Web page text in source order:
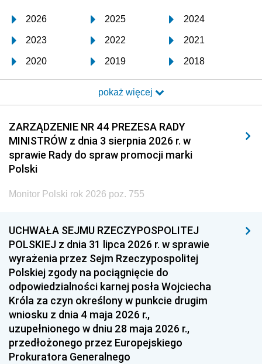
2026 2025 2024
2023 2022 2021
2020 2019 2018
2017 2016 2015
2014 2013 2012
2011 2010 2009
2008 2007 2006
2005
1996 1995 1994
1993 1992 1991
1990 1989
1987 1986 1985
1984 1983
1981 1980 1979
1978 1977
pokaż więcej
ZARZĄDZENIE NR 44 PREZESA RADY
MINISTRÓW z dnia 3 sierpnia 2026 r. w
sprawie Rady do spraw promocji marki
Polski
Monitor Polski rok 2026 poz. 755
UCHWAŁA SEJMU RZECZYPOSPOLITEJ
POLSKIEJ z dnia 31 lipca 2026 r. w sprawie
wyrażenia przez Sejm Rzeczypospolitej
Polskiej zgody na pociągnięcie do
odpowiedzialności karnej posła Wojciecha
Króla za czyn określony w punkcie drugim
wniosku z dnia 4 maja 2026 r.,
uzupełnionego w dniu 28 maja 2026 r.,
przedłożonego przez Europejskiego
Prokuratora Generalnego